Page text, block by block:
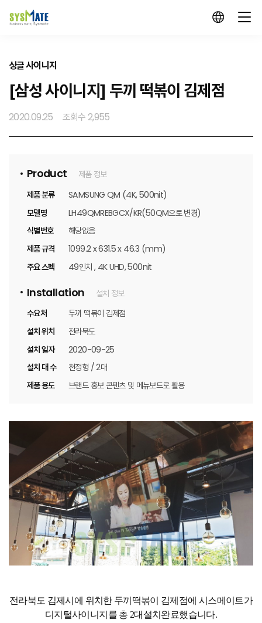
싱글 사이니지
[삼성 사이니지] 두끼 떡볶이 김제점
2020.09.25 조회수 2,955
Product
제품 정보
제품 분류
SAMSUNG QM (4K, 500nit)
모델명
LH49QMREBGCX/KR(50QM으로 변경)
식별번호
해당없음
제품 규격
1099.2 x 631.5 x 46.3 (mm)
주요 스펙
49인치 , 4K UHD, 500nit
Installation
설치 정보
수요처
두끼 떡볶이 김제점
설치 위치
전라북도
설치 일자
2020-09-25
설치 대 수
천정형 / 2대
제품 용도
브랜드 홍보 콘텐츠 및 메뉴보드로 활용
전라북도 김제시에 위치한 두끼떡볶이 김제점에 시스메이트가
디지털사이니지를 총 2대설치완료했습니다.